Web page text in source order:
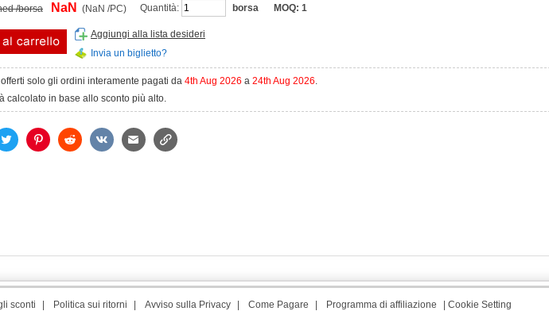
/borsa NaN (NaN /PC) Quantità: borsa MOQ: 1
Aggiungi alla lista desideri
Invia un biglietto?
solo gli ordini interamente pagati da 4th Aug 2026 a 24th Aug 2026.
calcolato in base allo sconto più alto.
sconti Politica sui ritorni Avviso sulla Privacy Come Pagare Programma di affiliazione Cookie Setting